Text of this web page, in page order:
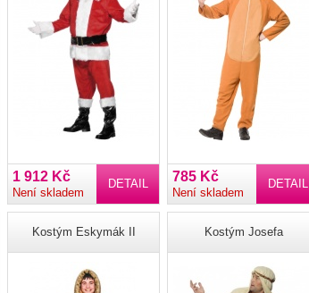
DETAIL
1 912 Kč
Není skladem
DETAIL
785 Kč
Není skladem
Kostým Eskymák II Kostým Josefa